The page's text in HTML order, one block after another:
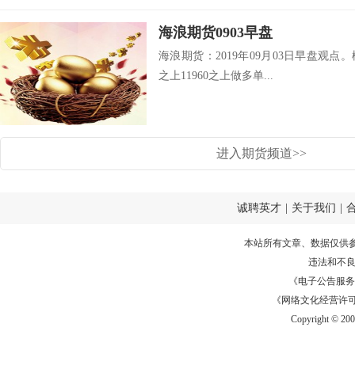
海浪期货0903早盘
海浪期货：2019年09月03日早盘观点
之上11960之上做多单...
进入期货频道>>
诚聘英才 关于我们
本站所有文章、数据仅供
违法和不
《电子公告服务
《网络文化经营许
Copyright ©